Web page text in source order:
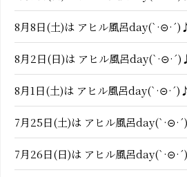
8月8日(土)は アヒル風呂
8月2日(日)は アヒル風呂
8月1日(土)は アヒル風呂day(`·⊝·´)♪
7月25日(土)は アヒル風呂
7月26日(日)は アヒル風呂